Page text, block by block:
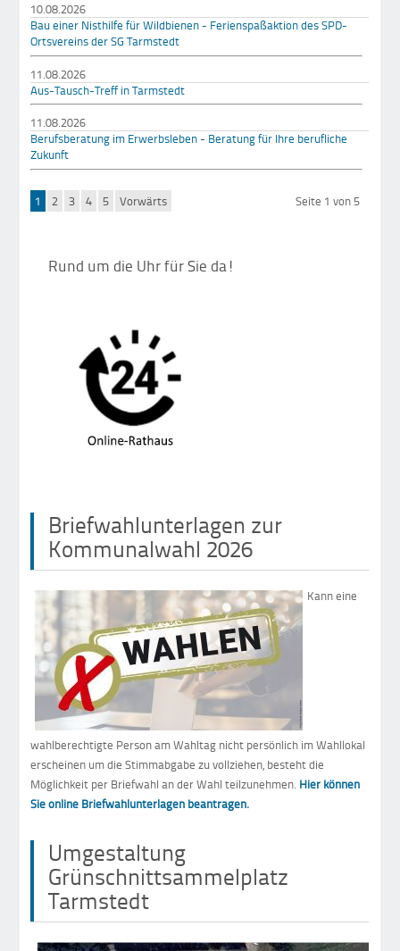
10.08.2026
Bau einer Nisthilfe für Wildbienen - Ferienspaßaktion des SPD-
Ortsvereins der SG Tarmstedt
11.08.2026
Aus-Tausch-Treff in Tarmstedt
11.08.2026
Berufsberatung im Erwerbsleben - Beratung für Ihre berufliche
Zukunft
Seite 1 von 5
1 2 3 4 5 Vorwärts
Rund um die Uhr für Sie da!
Briefwahlunterlagen zur
Kommunalwahl 2026
Kann eine
wahlberechtigte Person am Wahltag nicht persönlich im Wahllokal
erscheinen um die Stimmabgabe zu vollziehen, besteht die
Möglichkeit per Briefwahl an der Wahl teilzunehmen. Hier können
Sie online Briefwahlunterlagen beantragen.
Umgestaltung
Grünschnittsammelplatz
Tarmstedt